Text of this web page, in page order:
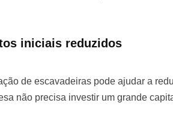
iniciais reduzidos
de escavadeiras pode ajudar a
não precisa investir um grande